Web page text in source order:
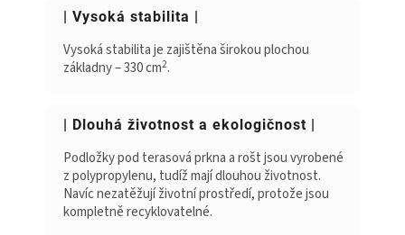
| Vysoká stabilita |
Vysoká stabilita je zajištěna širokou plochou
základny – 330 cm2.
| Dlouhá životnost a ekologičnost |
Podložky pod terasová prkna a rošt jsou vyrobené
z polypropylenu, tudíž mají dlouhou životnost.
Navíc nezatěžují životní prostředí, protože jsou
kompletně recyklovatelné.